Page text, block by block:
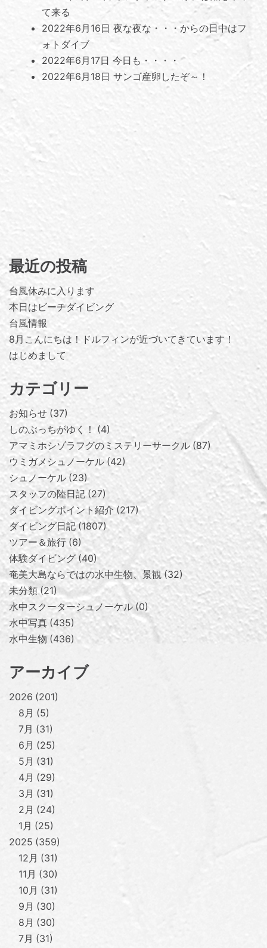
て来る
2022年6月16日 夜な夜な・・・からの日中はフ
ォトダイブ
2022年6月17日 今日も・・・・
2022年6月18日 サンゴ産卵したぞ～！
最近の投稿
台風休みに入ります
本日はビーチダイビング
台風情報
8月こんにちは！ドルフィンが近づいてきています！
はじめまして
カテゴリー
お知らせ 37
しのぶっちがゆく！
4
アマミホシゾラフグのミステリーサークル 87
ウミガメシュノーケル 42
シュノーケル 23
スタッフの陸日記 27
ダイビングポイント紹介 217
ダイビング日記 1807
ツアー＆旅行 6
体験ダイビング 40
奄美大島ならではの水中生物、景観 32
未分類 21
水中スクーターシュノーケル 0
水中写真 435
水中生物 436
アーカイブ
2026 201
8月
5
7月
31
6月
25
5月
31
4月
29
3月
31
2月
24
1月
25
2025 359
12月
31
11月
30
10月
31
9月
30
8月
30
7月
31